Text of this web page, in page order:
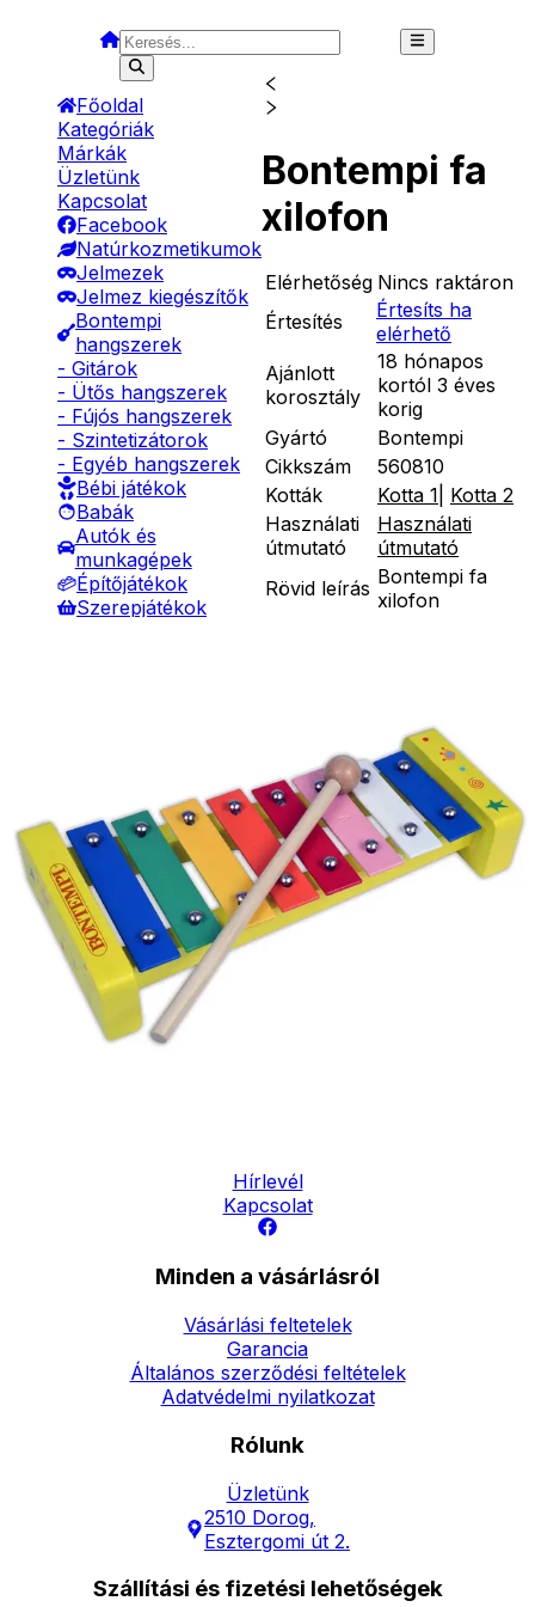
Főoldal
Kategóriák
Márkák
Üzletünk
Kapcsolat
Facebook
Natúrkozmetikumok
Jelmezek
Jelmez kiegészítők
Bontempi
hangszerek
- Gitárok
- Ütős hangszerek
- Fújós hangszerek
- Szintetizátorok
- Egyéb hangszerek
Bébi játékok
Babák
Autók és
munkagépek
Építőjátékok
Szerepjátékok
Nyári játékok
- Homokozójátékok
- Műanyag hajók
- Hinta, csúszda
- Ütők, dobálók
- Strandcikkek
- Egyéb nyári játékok
Lábbal hajtós
járművek
Téli játékok
Bontempi fa
xilofon
Elérhetőség Nincs raktáron
Értesítés
Értesíts ha
elérhető
Ajánlott
korosztály
18 hónapos
kortól 3 éves
korig
Gyártó
Bontempi
Cikkszám
560810
Kották
Kotta 1 Kotta 2
Használati
útmutató
Használati
útmutató
Rövid leírás Bontempi fa
xilofon
legkisebbeknek.
8 Színes
billentyűvel és
ütővel. Mérete:
240*110*45
cm.
Ár
5490Ft 5990Ft
Nincs raktáron
Szállítás:
- Csomagautomata: 1190
Hírlevél
Kapcsolat
Minden a vásárlásról
Vásárlási feltetelek
Garancia
Általános szerződési feltételek
Adatvédelmi nyilatkozat
Rólunk
Üzletünk
2510 Dorog,
Esztergomi út 2.
Szállítási és fizetési lehetőségek